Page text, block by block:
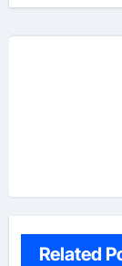
ョ
ンRelated